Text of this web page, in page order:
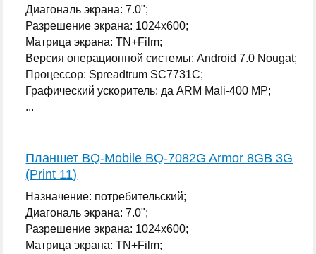
Диагональ экрана: 7.0";
Разрешение экрана: 1024x600;
Матрица экрана: TN+Film;
Версия операционной системы: Android 7.0 Nougat;
Процессор: Spreadtrum SC7731C;
Графический ускоритель: да ARM Mali-400 MP;
...
Планшет BQ-Mobile BQ-7082G Armor 8GB 3G
(Print 11)
Назначение: потребительский;
Диагональ экрана: 7.0";
Разрешение экрана: 1024x600;
Матрица экрана: TN+Film;